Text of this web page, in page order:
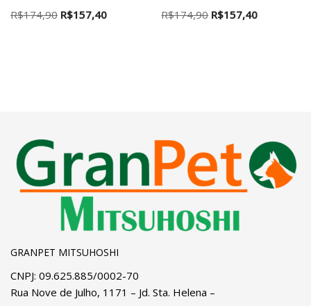
R$174,90 R$157,40 R$174,90 R$157,40
GRANPET MITSUHOSHI
CNPJ: 09.625.885/0002-70
Rua Nove de Julho, 1171 – Jd. Sta. Helena –